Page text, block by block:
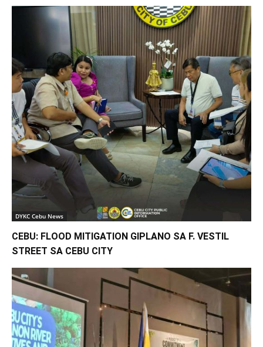
DYKC Cebu News
CEBU: FLOOD MITIGATION GIPLANO SA F. VESTIL
STREET SA CEBU CITY